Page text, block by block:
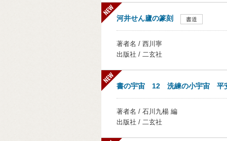
河井せん廬の篆刻 書道
著者名 / 西川寧
出版社 / 二玄社
書の宇宙 12 洗練の小宇宙 平
著者名 / 石川九楊 編
出版社 / 二玄社